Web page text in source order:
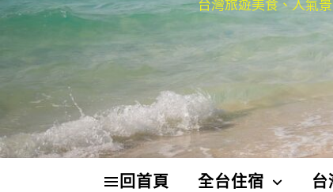
台灣旅遊美食、人氣
回首頁 全台住宿